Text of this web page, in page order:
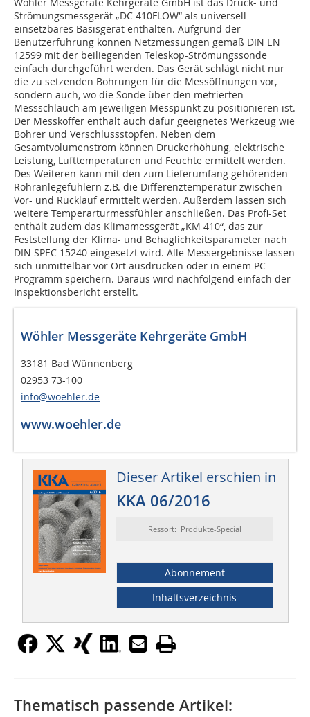
Wöhler Messgeräte Kehrgeräte GmbH ist das Druck- und
Strömungsmessgerät „DC 410FLOW“ als universell
einsetzbares Basisgerät enthalten. Aufgrund der
Benutzerführung können Netzmessungen gemäß DIN EN
12599 mit der beiliegenden Teleskop-Strömungssonde
einfach durchgeführt werden. Das Gerät schlägt nicht nur
die zu setzenden Bohrungen für die Messöffnungen vor,
sondern auch, wo die Sonde über den metrierten
Messschlauch am jeweiligen Messpunkt zu positionieren ist.
Der Messkoffer enthält auch dafür geeignetes Werkzeug wie
Bohrer und Verschlussstopfen. Neben dem
Gesamtvolumenstrom können Druckerhöhung, elektrische
Leistung, Lufttemperaturen und Feuchte ermittelt werden.
Des Weiteren kann mit den zum Lieferumfang gehörenden
Rohranlegefühlern z.B. die Differenztemperatur zwischen
Vor- und Rücklauf ermittelt werden. Außerdem lassen sich
weitere Temperarturmessfühler anschließen. Das Profi-Set
enthält zudem das Klimamessgerät „KM 410“, das zur
Feststellung der Klima- und Behaglichkeitsparameter nach
DIN SPEC 15240 eingesetzt wird. Alle Messergebnisse lassen
sich unmittelbar vor Ort ausdrucken oder in einem PC-
Programm speichern. Daraus wird nachfolgend einfach der
Inspektionsbericht erstellt.
Wöhler Messgeräte Kehrgeräte GmbH
33181 Bad Wünnenberg
02953 73-100
info@woehler.de
www.woehler.de
Dieser Artikel erschien in
KKA 06/2016
Ressort: Produkte-Special
Abonnement
Inhaltsverzeichnis
Thematisch passende Artikel: